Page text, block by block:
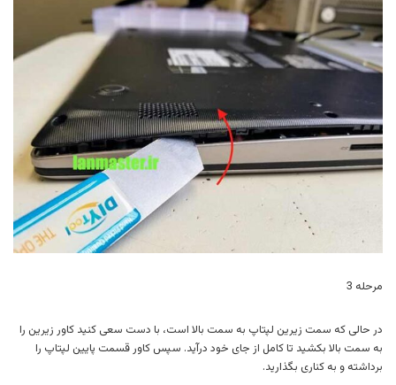
مرحله 3
در حالی که سمت زیرین لپتاپ به سمت بالا است، با دست سعی کنید کاور زیرین را
به سمت بالا بکشید تا کامل از جای خود درآید. سپس کاور قسمت پایین لپتاپ را
برداشته و به کناری بگذارید.